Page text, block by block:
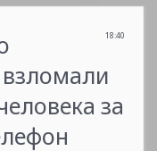
18:40
за